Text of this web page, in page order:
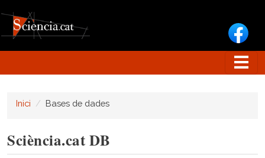
Inici Bases de dades
Sciència.cat DB